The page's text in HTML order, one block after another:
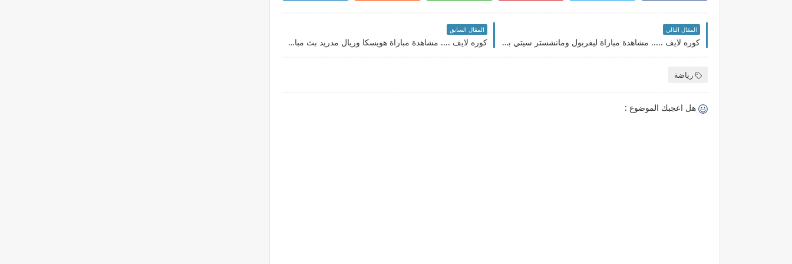
المقال التالي
كوره لايف ..... مشاهدة مباراة ليفربول ومانشستر سيتي بث مباشر بتاريخ 07-02-2021 الدوري الانجليزي
المقال السابق
كوره لايف .... مشاهدة مباراة هويسكا وريال مدريد بث مباشر بتاريخ 06-02-2021 الدوري الاسباني
رياضة
هل اعجبك الموضوع :